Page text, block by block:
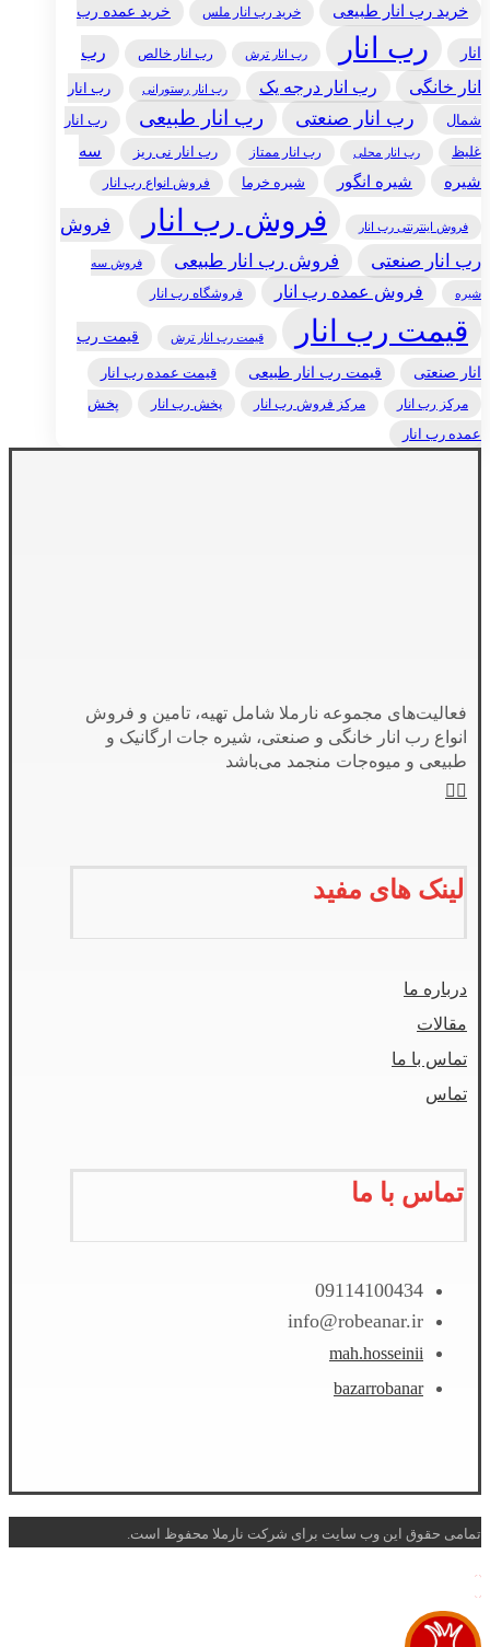
خرید رب انار طبیعی خرید رب انار ملس خرید عمده رب
انار رب انار رب انار ترش رب انار خالص
رب
انار خانگی
رب انار درجه یک رب انار رستورانی
رب انار
شمال
رب انار صنعتی رب انار طبیعی رب انار
غلیظ رب انار محلی رب انار ممتاز رب انار نی ریز
سه
شیره
شیره انگور شیره خرما فروش انواع رب انار
فروش اینترنتی رب انار فروش رب انار
فروش
رب انار صنعتی
فروش رب انار طبیعی فروش سه
شیره فروش عمده رب انار فروشگاه رب انار
قیمت رب انار قیمت رب انار ترش قیمت رب
انار صنعتی قیمت رب انار طبیعی قیمت عمده رب انار
مرکز رب انار مرکز فروش رب انار پخش رب انار
پخش
عمده رب انار
فعالیت‌های مجموعه نارملا شامل تهیه، تامین و فروش
انواع رب انار خانگی و صنعتی، شیره جات ارگانیک و
طبیعی و میوه‌جات منجمد می‌باشد
لینک های مفید
درباره ما
مقالات
تماس با ما
تماس
تماس با ما
09114100434
info@robeanar.ir
mah.hosseinii
bazarrobanar
تمامی حقوق این وب سایت برای شرکت نارملا محفوظ است.